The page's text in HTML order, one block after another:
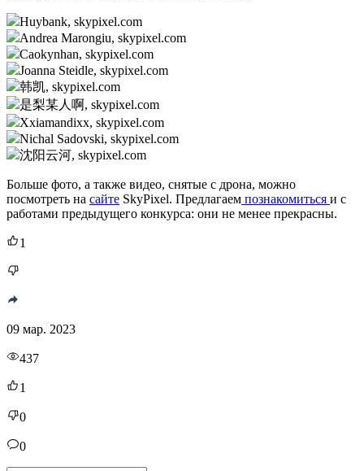
Huybank, skypixel.com
Andrea Marongiu, skypixel.com
Caokynhan, skypixel.com
Joanna Steidle, skypixel.com
韩凯, skypixel.com
是梨某人啊, skypixel.com
Xxiamandixx, skypixel.com
Nichal Sadovski, skypixel.com
沈阳云河, skypixel.com
Больше фото, а также видео, снятые с дрона, можно
посмотреть на сайте SkyPixel. Предлагаем познакомиться и с
работами предыдущего конкурса: они не менее прекрасны.
1
09 мар. 2023
437
1
0
0